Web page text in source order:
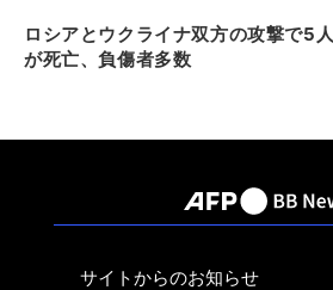
ロシアとウクライナ双方の攻撃で5人
が死亡、負傷者多数
サイトからのお知らせ